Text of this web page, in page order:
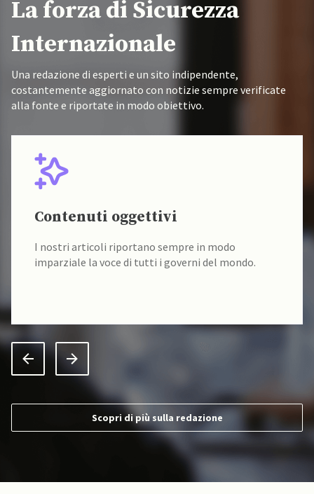
La forza di Sicurezza
Internazionale
Una redazione di esperti e un sito indipendente,
costantemente aggiornato con notizie sempre verificate
alla fonte e riportate in modo obiettivo.
Contenuti oggettivi
I nostri articoli riportano sempre in modo
imparziale la voce di tutti i governi del mondo.
Scopri di più sulla redazione